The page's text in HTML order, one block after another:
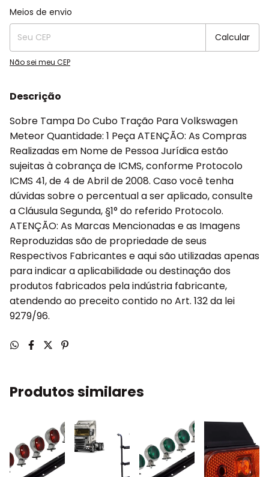
Entregas para o CEP:
Meios de envio
Calcular
Não sei meu CEP
Descrição
Sobre Tampa Do Cubo Tração Para Volkswagen
Meteor Quantidade: 1 Peça ATENÇÃO: As Compras
Realizadas em Nome de Pessoa Jurídica estão
sujeitas à cobrança de ICMS, conforme Protocolo
ICMS 41, de 4 de Abril de 2008. Caso você tenha
dúvidas sobre o percentual a ser aplicado, consulte
a Cláusula Segunda, §1° do referido Protocolo.
ATENÇÃO: As Marcas Mencionadas e as Imagens
Reproduzidas são de propriedade de seus
Respectivos Fabricantes e aqui são utilizadas apenas
para indicar a aplicabilidade ou destinação dos
produtos fabricados pela indústria fabricante,
atendendo ao preceito contido no Art. 132 da lei
9279/96.
Produtos similares